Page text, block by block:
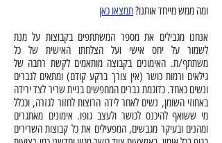
ומה ממש מייחד אותנו?תמצאו כאן
אנחנו מגבילים את מספר המשתתפים בקבוצות על מנת
לשמור על יחס אישי ועל הצלחתו האישית של כל
משתתף/ת. האימונים בקבוצה מותאמים לקשת רחבה של
גילאים ורמות כושר (אין צורך ברקע קודם) ומתאים לגברים
ונשים כאחד. כדוגמת גברים המחפשים בניית שריר לצד ירידה
באחוזי השומן, נשים לאחר לידה הרוצות לחזור לגזרה, וככלל
מי ששואף להיכנס לכושר ולעצב גופו. אימונים מאתגרים
ומהנים ובעיקר מגבשים, המפעילים את כל קבוצות השרירים